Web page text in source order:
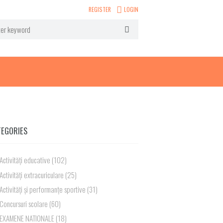
REGISTER LOGIN
Activități educative (102)
Activități extracuriculare (25)
Activități și performanțe sportive (31)
Concursuri scolare (60)
EXAMENE NATIONALE (18)